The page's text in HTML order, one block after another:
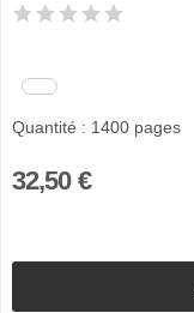
Quantité : 1400 pages
32,50 €